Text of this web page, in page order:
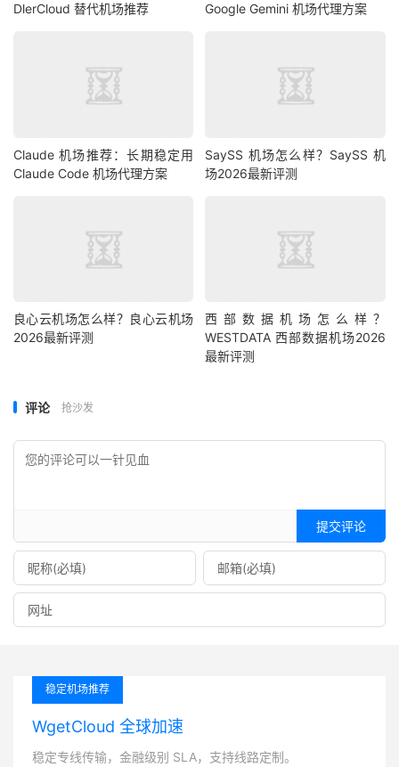
DlerCloud 替代机场推荐
Google Gemini 机场代理方案
Claude 机场推荐：长期稳定用
Claude Code 机场代理方案
SaySS 机场怎么样？SaySS 机
场2026最新评测
良心云机场怎么样？良心云机场
2026最新评测
西部数据机场怎么样？
WESTDATA 西部数据机场2026
最新评测
评论 抢沙发
提交评论
稳定机场推荐
WgetCloud 全球加速
稳定专线传输，金融级别 SLA，支持线路定制。